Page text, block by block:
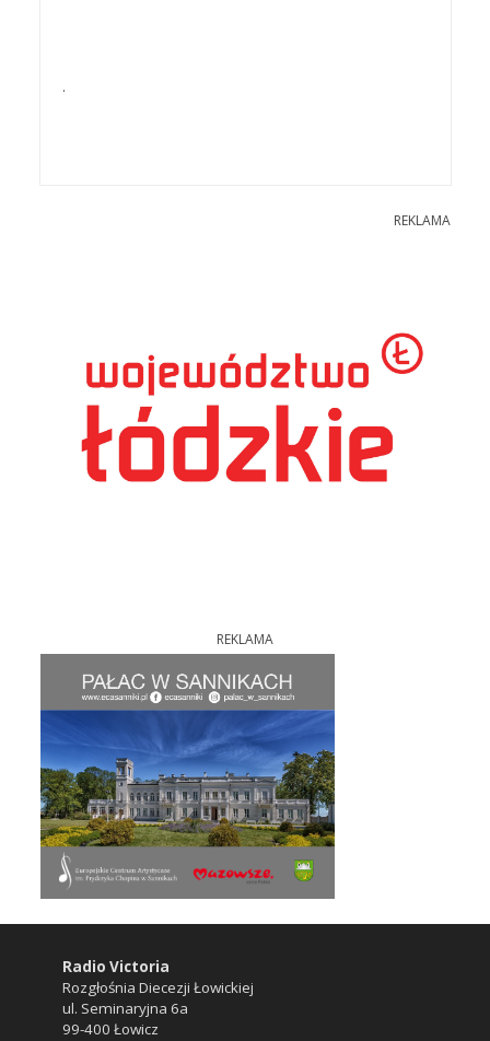
.
REKLAMA
REKLAMA
Radio Victoria
Rozgłośnia Diecezji Łowickiej
ul. Seminaryjna 6a
99-400 Łowicz